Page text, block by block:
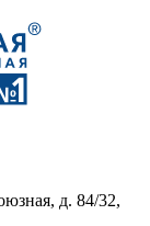
д. 84/32,